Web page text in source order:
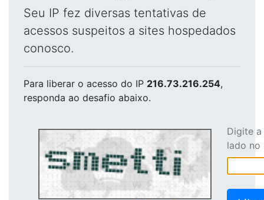
Seu IP fez diversas tentativas de
acessos suspeitos a sites hospedados
conosco.
Para liberar o acesso do IP 216.73.216.254,
responda ao desafio abaixo.
Digite
lado no